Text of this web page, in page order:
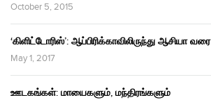
October 5, 2015
‘கிளிட்டோரிஸ்’: ஆப்பிரிக்காவிலிருந்து ஆசியா வரை
May 1, 2017
ஊடகங்கள்: மாயைகளும், மந்திரங்களும்